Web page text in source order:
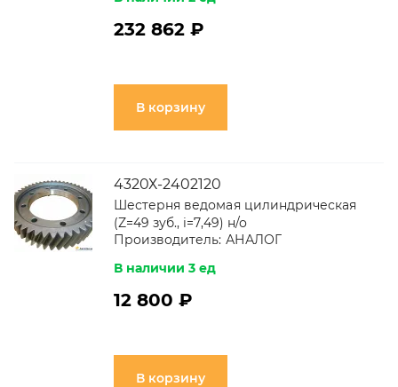
232 862 ₽
В корзину
4320Х-2402120
Шестерня ведомая цилиндрическая
(Z=49 зуб., i=7,49) н/о
Производитель: АНАЛОГ
В наличии 3 ед
12 800 ₽
В корзину